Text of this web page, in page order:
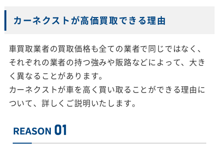
カーネクストが高価買取できる理由
車買取業者の買取価格も全ての業者で同じではなく、
それぞれの業者の持つ強みや販路などによって、大き
く異なることがあります。
カーネクストが車を高く買い取ることができる理由に
ついて、詳しくご説明いたします。